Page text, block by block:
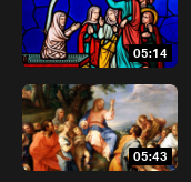
05:14
05:43